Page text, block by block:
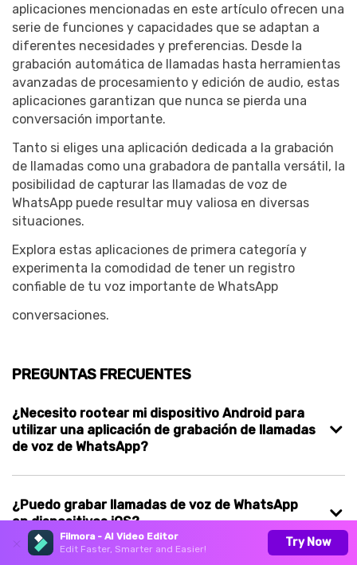
Filmora - AI Video Editor
Edit Faster, Smarter and Easier!
Try Now
aplicaciones mencionadas en este artículo ofrecen una
serie de funciones y capacidades que se adaptan a
diferentes necesidades y preferencias. Desde la
grabación automática de llamadas hasta herramientas
avanzadas de procesamiento y edición de audio, estas
aplicaciones garantizan que nunca se pierda una
conversación importante.
Tanto si eliges una aplicación dedicada a la grabación
de llamadas como una grabadora de pantalla versátil, la
posibilidad de capturar las llamadas de voz de
WhatsApp puede resultar muy valiosa en diversas
situaciones.
Explora estas aplicaciones de primera categoría y
experimenta la comodidad de tener un registro
confiable de tu voz importante de WhatsApp
conversaciones.
PREGUNTAS FRECUENTES
¿Necesito rootear mi dispositivo Android para
utilizar una aplicación de grabación de llamadas
de voz de WhatsApp?
¿Puedo grabar llamadas de voz de WhatsApp
en dispositivos iOS?